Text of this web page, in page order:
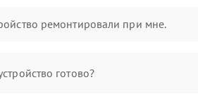
ремонтировали при мне.
готово?